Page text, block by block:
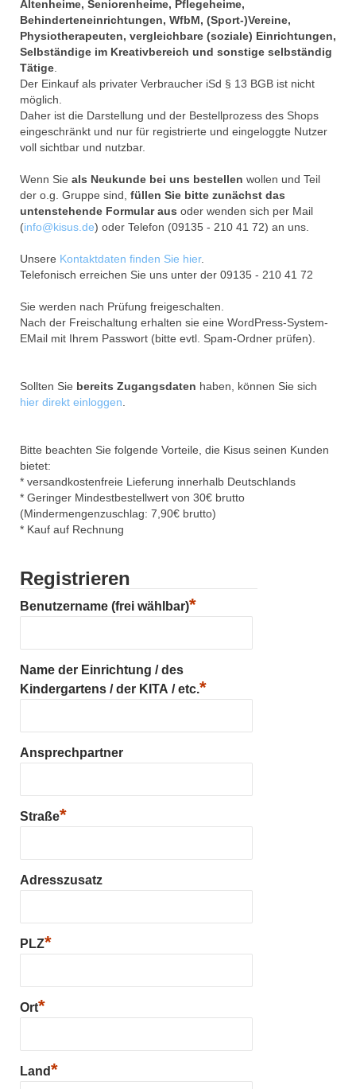
Altenheime, Seniorenheime, Pflegeheime,
Behinderteneinrichtungen, WfbM, (Sport-)Vereine,
Physiotherapeuten, vergleichbare (soziale) Einrichtungen,
Selbständige im Kreativbereich und sonstige selbständig
Tätige.
Der Einkauf als privater Verbraucher iSd § 13 BGB ist nicht
möglich.
Daher ist die Darstellung und der Bestellprozess des Shops
eingeschränkt und nur für registrierte und eingeloggte Nutzer
voll sichtbar und nutzbar.
Wenn Sie als Neukunde bei uns bestellen wollen und Teil
der o.g. Gruppe sind, füllen Sie bitte zunächst das
untenstehende Formular aus oder wenden sich per Mail
(info@kisus.de) oder Telefon (09135 - 210 41 72) an uns.
Unsere Kontaktdaten finden Sie hier.
Telefonisch erreichen Sie uns unter der 09135 - 210 41 72
Sie werden nach Prüfung freigeschalten.
Nach der Freischaltung erhalten sie eine WordPress-System-
EMail mit Ihrem Passwort (bitte evtl. Spam-Ordner prüfen).
Sollten Sie bereits Zugangsdaten haben, können Sie sich
hier direkt einloggen.
Bitte beachten Sie folgende Vorteile, die Kisus seinen Kunden
bietet:
* versandkostenfreie Lieferung innerhalb Deutschlands
* Geringer Mindestbestellwert von 30€ brutto
(Mindermengenzuschlag: 7,90€ brutto)
* Kauf auf Rechnung
Registrieren
Benutzername (frei wählbar)*
Name der Einrichtung / des
Kindergartens / der KITA / etc.*
Ansprechpartner
Straße*
Adresszusatz
PLZ*
Ort*
Land*